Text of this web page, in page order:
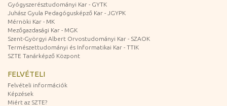
Gyógyszerésztudományi Kar - GYTK
Juhász Gyula Pedagógusképző Kar - JGYPK
Mérnöki Kar - MK
Mezőgazdasági Kar - MGK
Szent-Györgyi Albert Orvostudományi Kar - SZAOK
Természettudományi és Informatikai Kar - TTIK
SZTE Tanárképző Központ
FELVÉTELI
Felvételi információk
Képzések
Miért az SZTE?